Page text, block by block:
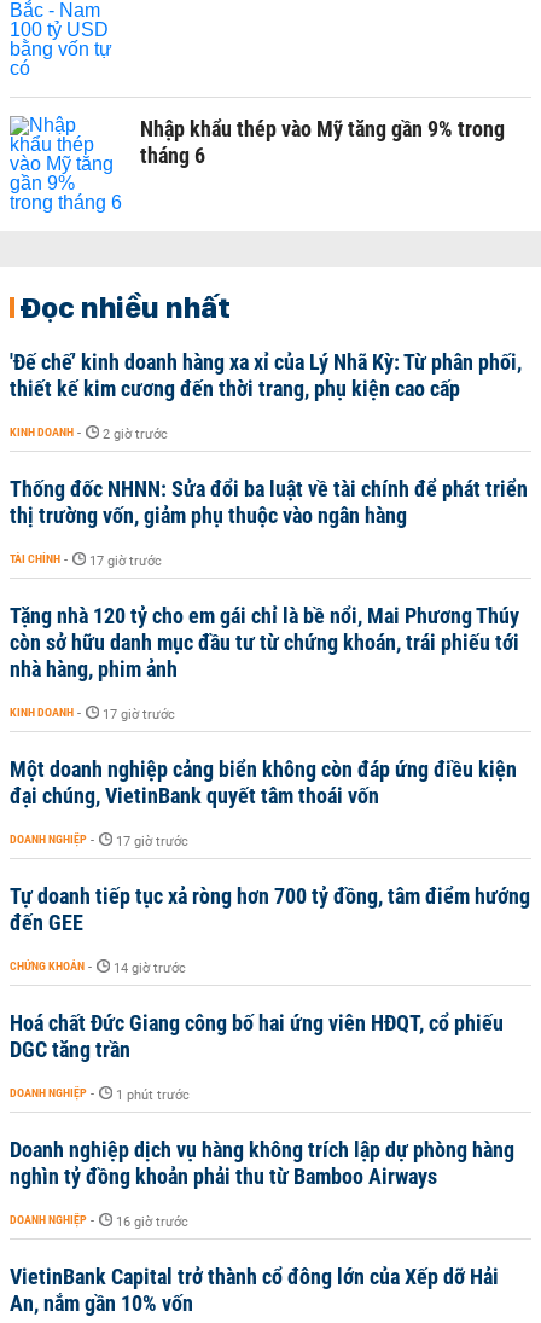
Nhập khẩu thép vào Mỹ tăng gần 9% trong
tháng 6
Đọc nhiều nhất
'Đế chế’ kinh doanh hàng xa xỉ của Lý Nhã Kỳ: Từ phân phối,
thiết kế kim cương đến thời trang, phụ kiện cao cấp
KINH DOANH - 2 giờ trước
Thống đốc NHNN: Sửa đổi ba luật về tài chính để phát triển
thị trường vốn, giảm phụ thuộc vào ngân hàng
TÀI CHÍNH - 17 giờ trước
Tặng nhà 120 tỷ cho em gái chỉ là bề nổi, Mai Phương Thúy
còn sở hữu danh mục đầu tư từ chứng khoán, trái phiếu tới
nhà hàng, phim ảnh
KINH DOANH - 17 giờ trước
Một doanh nghiệp cảng biển không còn đáp ứng điều kiện
đại chúng, VietinBank quyết tâm thoái vốn
DOANH NGHIỆP - 17 giờ trước
Tự doanh tiếp tục xả ròng hơn 700 tỷ đồng, tâm điểm hướng
đến GEE
CHỨNG KHOÁN - 14 giờ trước
Hoá chất Đức Giang công bố hai ứng viên HĐQT, cổ phiếu
DGC tăng trần
DOANH NGHIỆP - 1 phút trước
Doanh nghiệp dịch vụ hàng không trích lập dự phòng hàng
nghìn tỷ đồng khoản phải thu từ Bamboo Airways
DOANH NGHIỆP - 16 giờ trước
VietinBank Capital trở thành cổ đông lớn của Xếp dỡ Hải
An, nắm gần 10% vốn